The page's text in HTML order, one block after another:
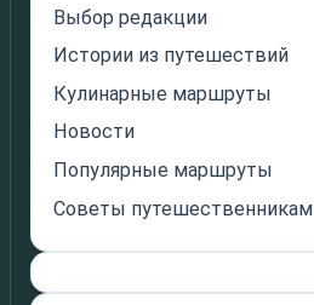
Выбор редакции
Истории из путешествий
Кулинарные маршруты
Новости
Популярные маршруты
Советы путешественникам